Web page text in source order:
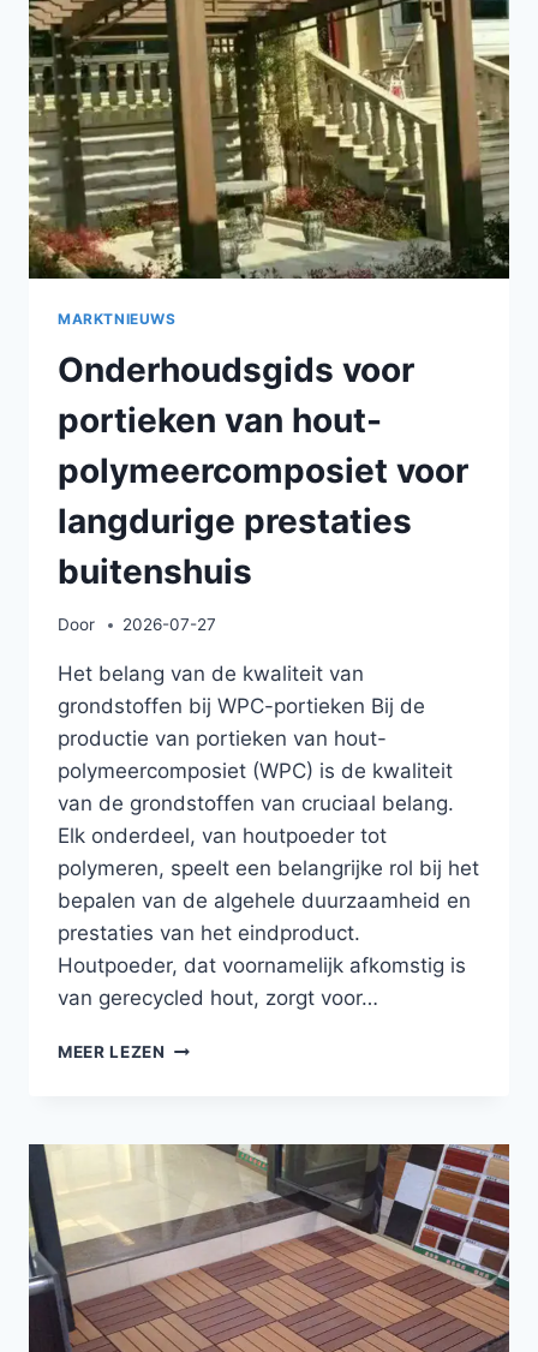
EEN
LANGDURIGE
LEVENSDUUR
IN
DE
BUITENOMGEVING
MARKTNIEUWS
Onderhoudsgids voor
portieken van hout-
polymeercomposiet voor
langdurige prestaties
buitenshuis
Door 2026-07-27
Het belang van de kwaliteit van
grondstoffen bij WPC-portieken Bij de
productie van portieken van hout-
polymeercomposiet (WPC) is de kwaliteit
van de grondstoffen van cruciaal belang.
Elk onderdeel, van houtpoeder tot
polymeren, speelt een belangrijke rol bij het
bepalen van de algehele duurzaamheid en
prestaties van het eindproduct.
Houtpoeder, dat voornamelijk afkomstig is
van gerecycled hout, zorgt voor…
MEER LEZEN ONDERHOUDSGIDS
HOUT-
POLYMEERCOMPOSIET
LANGDURIGE
PRESTATIES
BUITENSHUIS